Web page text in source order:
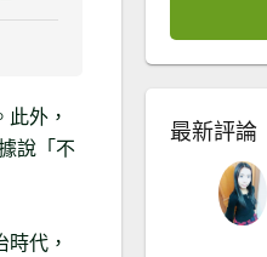
外，
說「不
代，
最新評論